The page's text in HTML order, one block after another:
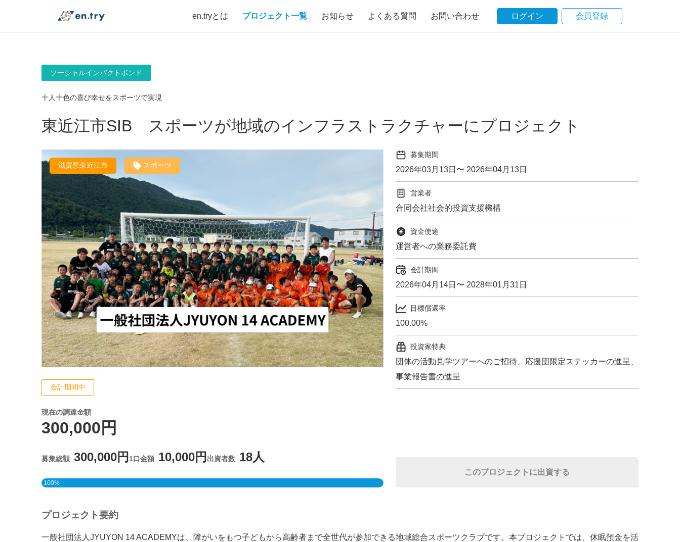
en.tryとは プロジェクト一覧 お知らせ よくある質問 お問い合わせ ログイン 会員登録
ソーシャルインパクトボンド
十人十色の喜び幸せをスポーツで実現
東近江市SIB スポーツが地域のインフラストラクチャーにプロジェクト
滋賀県東近江市 スポーツ
会計期間中
現在の調達金額
300,000円
募集総額 300,000円 1口金額 10,000円 出資者数 18人
100%
募集期間
2026年03月13日〜 2026年04月13日
営業者
合同会社社会的投資支援機構
資金使途
運営者への業務委託費
会計期間
2026年04月14日〜 2028年01月31日
目標償還率
100.00%
投資家特典
団体の活動見学ツアーへのご招待、応援団限定ステッカーの進呈、
事業報告書の進呈
このプロジェクトに出資する
プロジェクト要約
一般社団法人JYUYON 14 ACADEMYは、障がいをもつ子どもから高齢者まで全世代が参加できる地域総合スポーツクラブです。本プロジェクトでは、休眠預金を活